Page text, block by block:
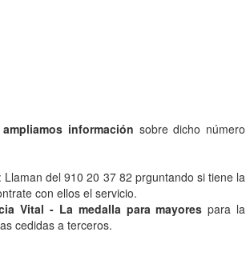
ampliamos información sobre dicho número
del 910 20 37 82 prguntando si tiene la
con ellos el servicio.
Vital - La medalla para mayorespara la
cedidas a terceros.